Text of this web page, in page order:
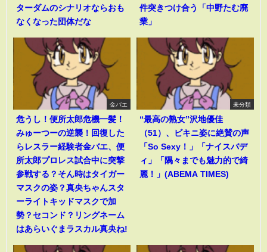
ターダムのシナリオならおも
なくなった団体だな
件突きつけ合う「中野たむ廃
業」
金バエ
危うし！便所太郎危機一髪！
みゅーつーの逆襲！回復した
らレスラー経験者金バエ、便
所太郎プロレス試合中に突撃
参戦する？そん時はタイガー
マスクの姿？真央ちゃんスタ
ーライトキッドマスクで加
勢？セコンド？リングネーム
はあらいぐまラスカル真央ね!
未分類
“最高の熟女”沢地優佳
（51）、ビキニ姿に絶賛の声
「So Sexy！」「ナイスバデ
ィ」「隅々までも魅力的で綺
麗！」(ABEMA TIMES)